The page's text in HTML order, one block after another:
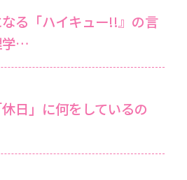
なる「ハイキュー!!』の言
学…
休日」に何をしているの